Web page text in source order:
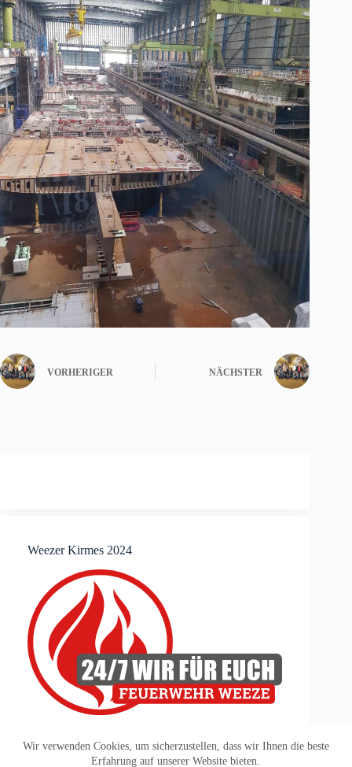
Wir verwenden Cookies, um sicherzustellen, dass wir Ihnen die beste
Erfahrung auf unserer Website bieten.
VORHERIGER NÄCHSTER
Weezer Kirmes 2024